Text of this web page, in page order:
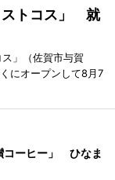
ストコス」 就
」（佐賀市与賀
にオープンして8月7
コーヒー」 ひなま